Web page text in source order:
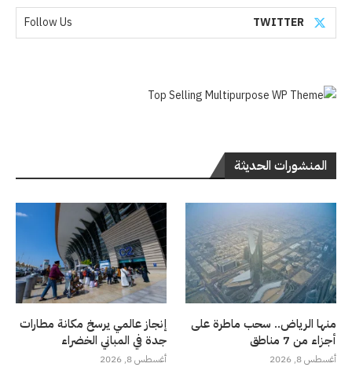
TWITTER
Follow Us
المنشورات الحديثة
منها الرياض.. سحب ماطرة على
أجزاء من 7 مناطق
أغسطس 8, 2026
إنجاز عالمي يرسخ مكانة مطارات
جدة في المباني الخضراء
أغسطس 8, 2026